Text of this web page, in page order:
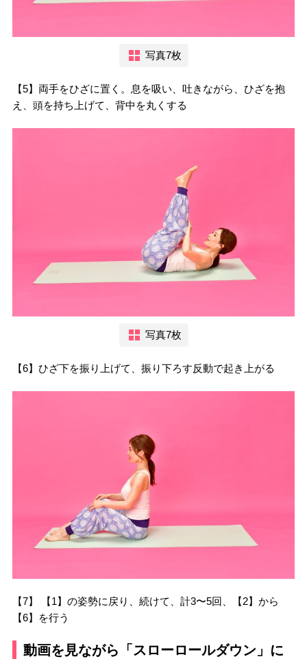
写真7枚
【5】両手をひざに置く。息を吸い、吐きながら、ひざを抱
え、頭を持ち上げて、背中を丸くする
写真7枚
【6】ひざ下を振り上げて、振り下ろす反動で起き上がる
【7】 【1】の姿勢に戻り、続けて、計3〜5回、【2】から
【6】を行う
動画を見ながら「スローロールダウン」に